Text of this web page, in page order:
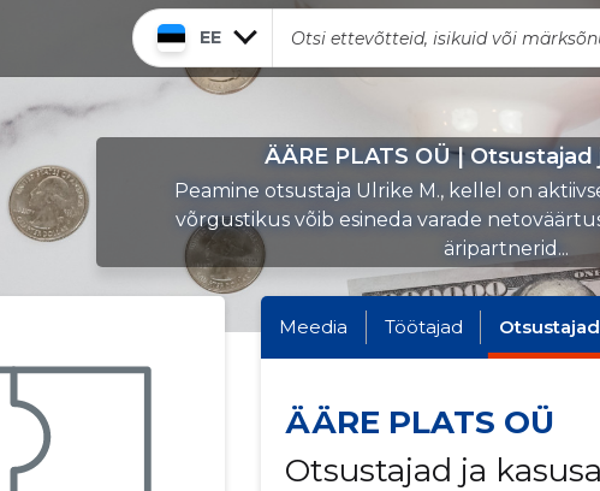
EE
ÄÄRE PLATS OÜ | Otsustajad
Peamine otsustaja Ulrike M., kellel on
võrgustikus võib esineda varade
äripartnerid...
Meedia Töötajad Otsustajad
ÄÄRE PLATS OÜ
Otsustajad ja